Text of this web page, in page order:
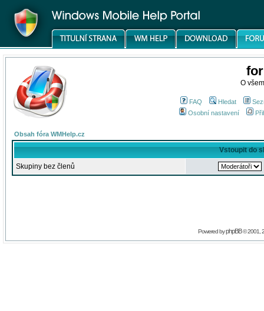
O
FAQ Hledat
Osobní nastavení
Obsah fóra WMHelp.cz
Vstoupit do
Skupiny bez členů
Powered byphpBB© 2001,